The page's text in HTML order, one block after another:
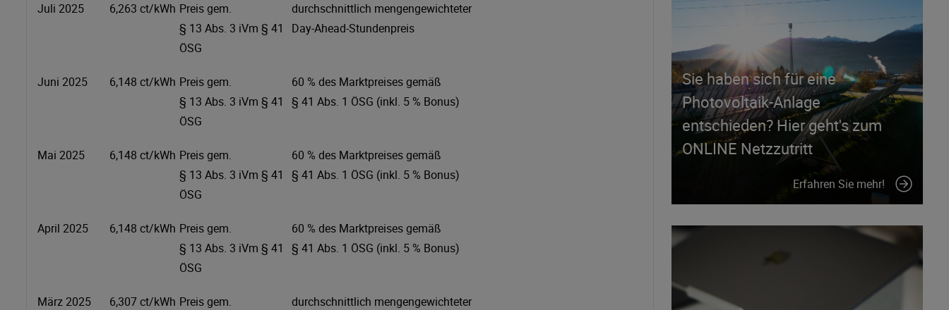
Juli 2025 6,263 ct/kWh Preis gem.
§ 13 Abs. 3 iVm § 41
ÖSG
durchschnittlich mengengewichteter
Day-Ahead-Stundenpreis
Juni 2025 6,148 ct/kWh Preis gem.
§ 13 Abs. 3 iVm § 41
ÖSG
60 % des Marktpreises gemäß
§ 41 Abs. 1 ÖSG (inkl. 5 % Bonus)
Mai 2025 6,148 ct/kWh Preis gem.
§ 13 Abs. 3 iVm § 41
ÖSG
60 % des Marktpreises gemäß
§ 41 Abs. 1 ÖSG (inkl. 5 % Bonus)
April 2025 6,148 ct/kWh Preis gem.
§ 13 Abs. 3 iVm § 41
ÖSG
60 % des Marktpreises gemäß
§ 41 Abs. 1 ÖSG (inkl. 5 % Bonus)
März 2025 6,307 ct/kWh Preis gem.
durchschnittlich mengengewichteter
Sie haben sich für eine
Photovoltaik-Anlage
entschieden? Hier geht's zum
ONLINE Netzzutritt
Erfahren Sie mehr!